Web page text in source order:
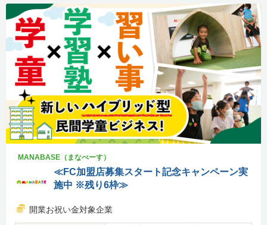
MANABASE（まなべーす）
≪FC加盟店募集スタート記念キャンペーン実
施中 ※残り6枠≫
開業お祝い金対象企業